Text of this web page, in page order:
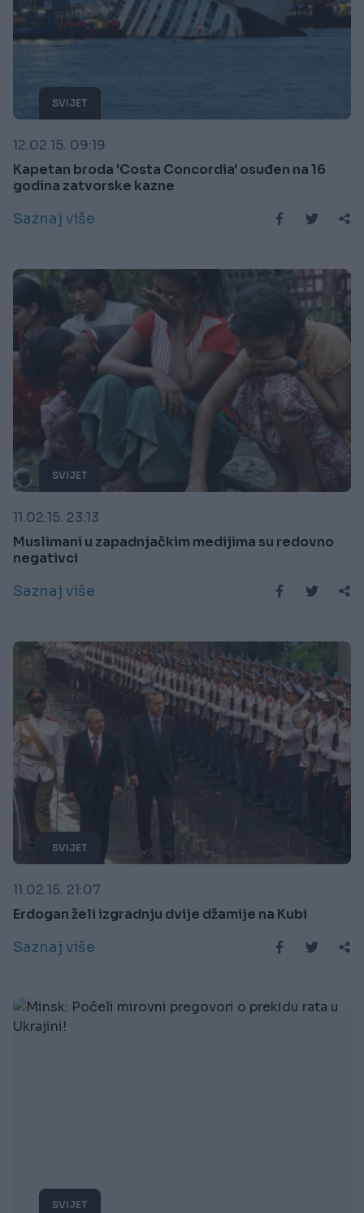
SVIJET
12.02.15. 09:19
Kapetan broda 'Costa Concordia' osuđen na 16
godina zatvorske kazne
Saznaj više
SVIJET
11.02.15. 23:13
Muslimani u zapadnjačkim medijima su redovno
negativci
Saznaj više
SVIJET
11.02.15. 21:07
Erdogan želi izgradnju dvije džamije na Kubi
Saznaj više
SVIJET